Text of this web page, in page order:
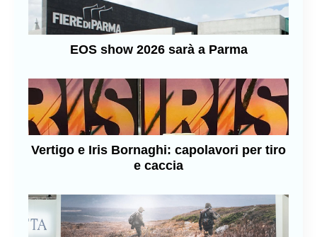
EOS show 2026 sarà a Parma
Vertigo e Iris Bornaghi: capolavori per tiro
e caccia